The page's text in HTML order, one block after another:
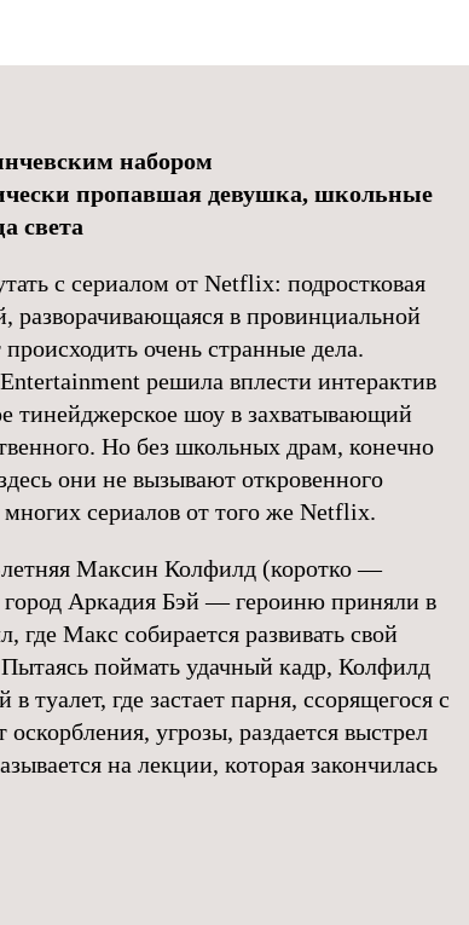
набором
пропавшая девушка, школьные
света
с сериалом от Netflix: подростковая
разворачивающаяся в провинциальной
очень странные дела.
решила вплести интерактив
тинейджерское шоу в захватывающий
Но без школьных драм, конечно
они не вызывают откровенного
сериалов от того же Netflix.
Максин Колфилд (коротко —
город Аркадия Бэй — героиню приняли в
Макс собирается развивать свой
поймать удачный кадр, Колфилд
в туалет, где застает парня, ссорящегося с
угрозы, раздается выстрел
на лекции, которая закончилась